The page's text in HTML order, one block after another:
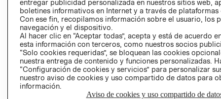
Perú (S/)
CAMBIAR REGIÓN
entregar publicidad personalizada en nuestros sitios web,
boletines informativos en Internet y a través de plataformas
Con ese fin, recopilamos información sobre el usuario, los
navegación y el dispositivo.
Al hacer clic en “Aceptar todas”, acepta y está de acuerdo
esta información con terceros, como nuestros socios
“Solo cookies requeridas”, se bloquean las cookies
nuestra entrega de contenido y funciones personalizadas.
“Configuración de cookies y servicios” para personalizar
nuestro aviso de cookies y uso compartido de datos para
información.
Aviso de cookies y uso compartido de